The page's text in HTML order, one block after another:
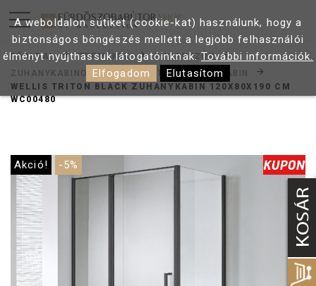
FŐOLDAL TERMÉKEK
ZUHANYZÓK
ZUHANYKABINOK
SZÖGLETES ZUHANYKABIN
WELLIS TRITON BLACK ZUHANYKABIN 120X80X190 CM
WC00480
Akció! -5%
A weboldalon sütiket (cookie-kat) használunk, hogy a
biztonságos böngészés mellett a legjobb felhasználói
élményt nyújthassuk látogatóinknak.További információk.
Elfogadom
Elutasítom